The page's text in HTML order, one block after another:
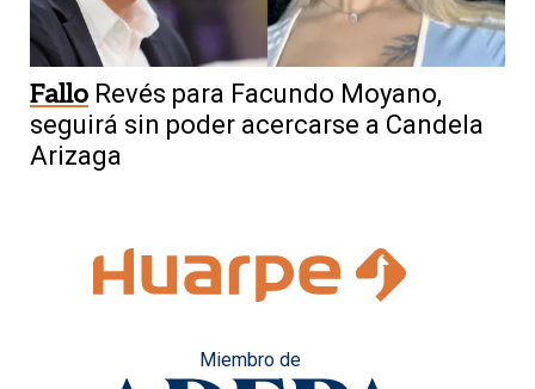
Fallo Revés para Facundo Moyano,
seguirá sin poder acercarse a Candela
Arizaga
Miembro de